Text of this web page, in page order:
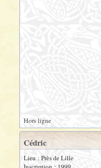
Hors ligne
Cédric
Lieu : Près de Lille